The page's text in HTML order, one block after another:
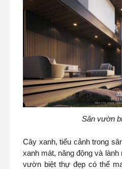
Sân vườn
Cây xanh, tiểu cảnh trong
xanh mát, năng động và
vườn biệt thự đẹp có thể